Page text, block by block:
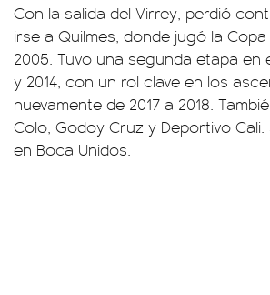
Con la salida del Virrey, perdió
irse a Quilmes, donde jugó la
2005. Tuvo una segunda etapa en
y 2014, con un rol clave en los
nuevamente de 2017 a 2018.
Colo, Godoy Cruz y Deportivo Cali.
en Boca Unidos.